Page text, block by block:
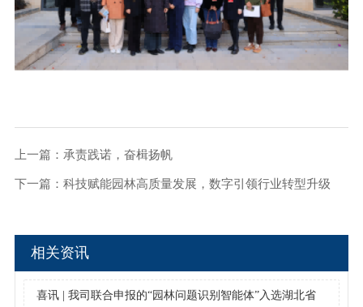
上一篇： 承责践诺，奋楫扬帆
下一篇： ‌科技赋能园林高质量发展，数字引领行业转型升级
相关资讯
喜讯 | 我司联合申报的“园林问题识别智能体”入选湖北省